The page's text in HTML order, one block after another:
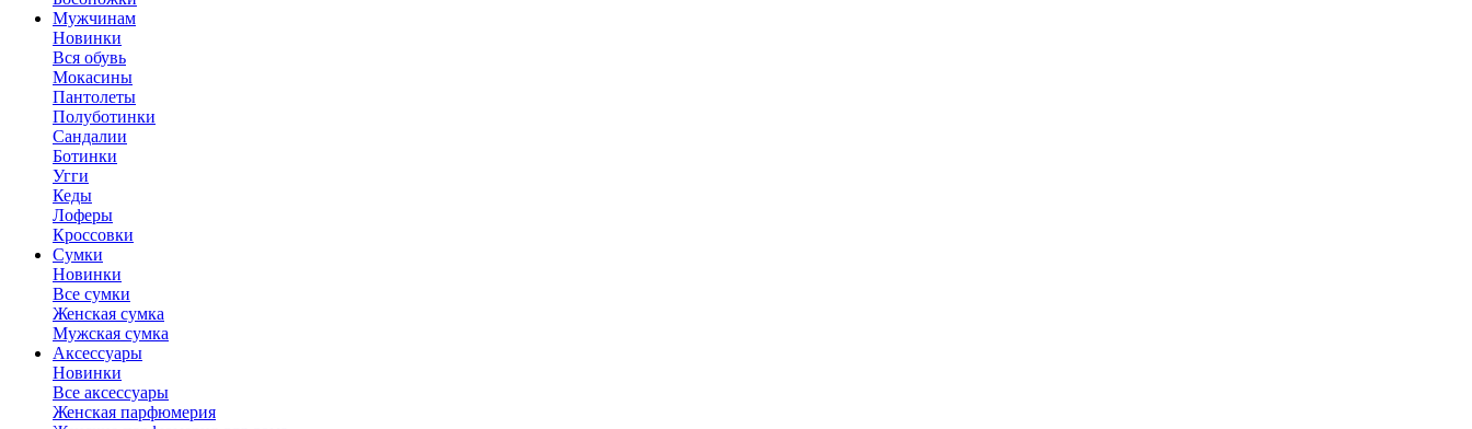
Мужчинам
Новинки
Вся обувь
Мокасины
Пантолеты
Полуботинки
Сандалии
Ботинки
Угги
Кеды
Лоферы
Кроссовки
Сумки
Новинки
Все сумки
Женская сумка
Мужская сумка
Аксессуары
Новинки
Все аксессуары
Женская парфюмерия